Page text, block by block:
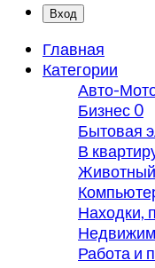
Вход
Главная
Категории
Авто-
Бизнес 0
Бытовая
В
Находки,
Работа и